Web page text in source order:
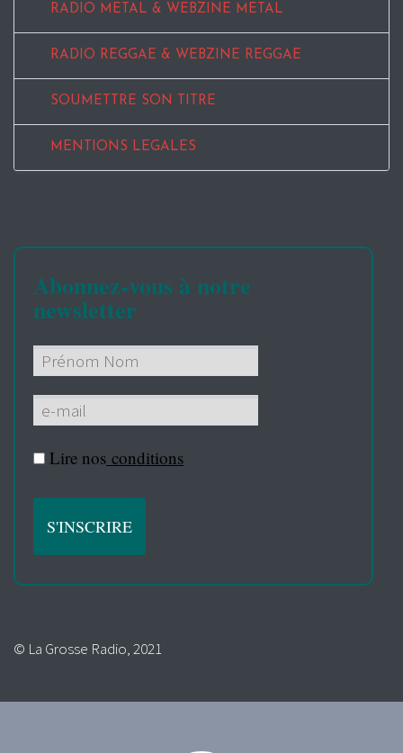
RADIO METAL & WEBZINE METAL
RADIO REGGAE & WEBZINE REGGAE
SOUMETTRE SON TITRE
MENTIONS LEGALES
Abonnez-vous à notre
newsletter
Lire nos conditions
© La Grosse Radio, 2021